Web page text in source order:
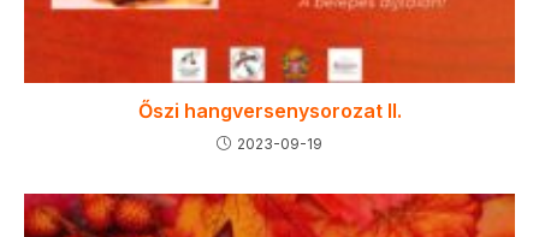
Őszi hangversenysorozat II.
2023-09-19